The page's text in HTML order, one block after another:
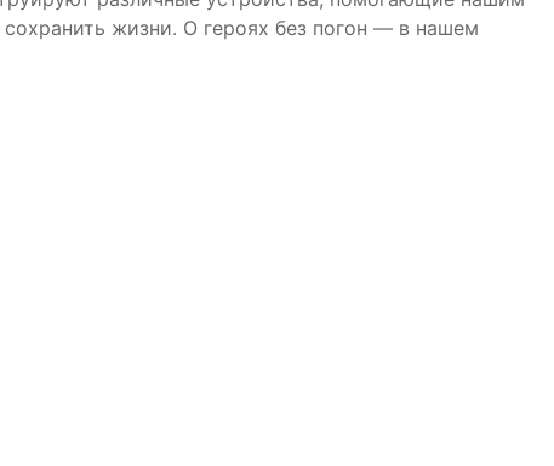
жизни. О героях без погон — в нашем